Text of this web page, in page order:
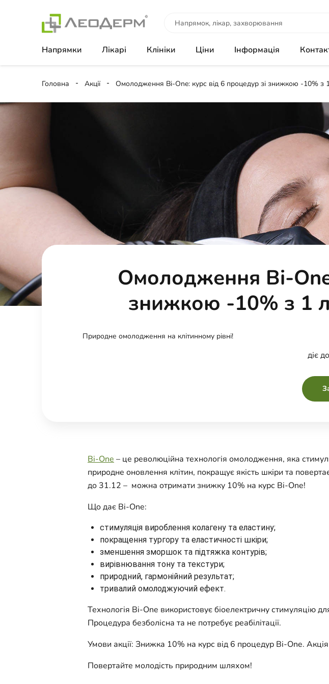
Напрямки Лікарі Клініки Ціни Інформація
Головна Акції Омолодження Bi-One: курс від 6 процедур зі знижкою -10% з
Омолодження Bi-
знижкою -10% з 1
Природне омолодження на клітинному рівні!
діє
Bi-One – це революційна технологія омолодження, яка
природне оновлення клітин, покращує якість шкіри та
до 31.12 – можна отримати знижку 10% на курс Bi-One!
Що дає Bi-One:
стимуляція вироблення колагену та еластину;
покращення тургору та еластичності шкіри;
зменшення зморшок та підтяжка контурів;
вирівнювання тону та текстури;
природний, гармонійний результат;
тривалий омолоджуючий ефект.
Технологія Bi-One використовує біоелектричну стимуляцію
Процедура безболісна та не потребує реабілітації.
Умови акції: Знижка 10% на курс від 6 процедур Bi-One.
Повертайте молодість природним шляхом!